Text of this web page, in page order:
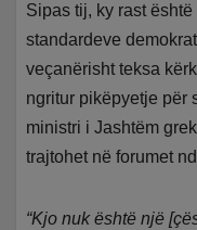
Sipas tij, ky rast
standardeve
veçanërisht teksa
ngritur pikëpyetje për
ministri i Jashtëm
trajtohet në forumet
“Kjo nuk është një